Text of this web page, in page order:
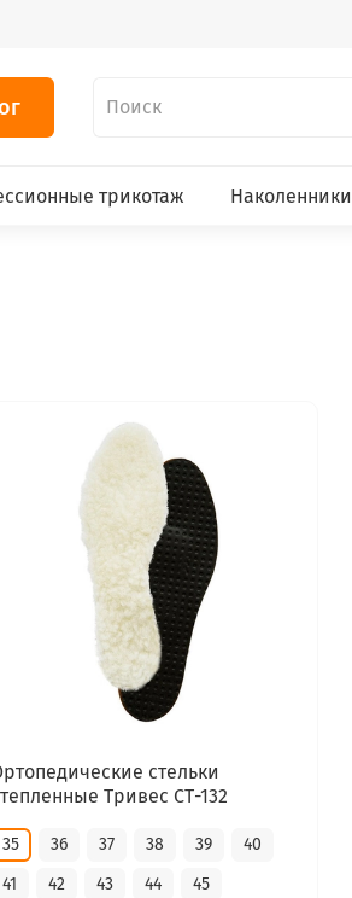
трикотаж Наколенники
стельки
Тривес СТ-132
35 36 37 38 39
40
41
42 43 44 45